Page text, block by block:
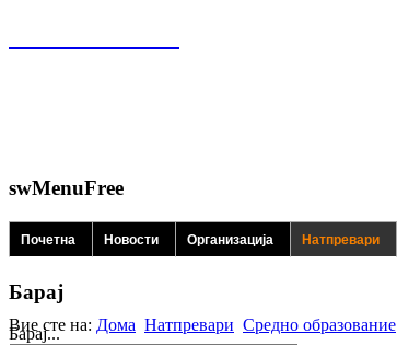
swMenuFree
Почетна Новости Организација Натпревари
Барај
Барај...
Вие сте на: Дома Натпревари Средно образование